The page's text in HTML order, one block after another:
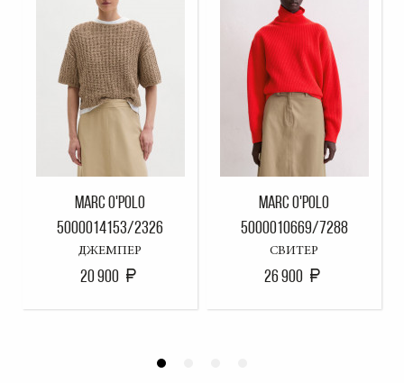
MARC O'POLO
5000014153/2326
ДЖЕМПЕР
20 900
MARC O'POLO
5000010669/7288
СВИТЕР
26 900